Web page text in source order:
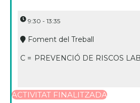
9:30 - 13:35
Foment del Treball
C = PREVENCIÓ DE RISCOS
ACTIVITAT FINALITZADA